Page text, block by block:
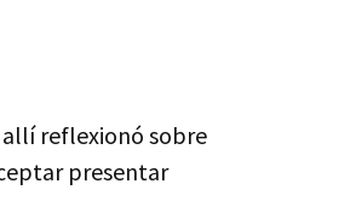
reflexionó sobre
presentar